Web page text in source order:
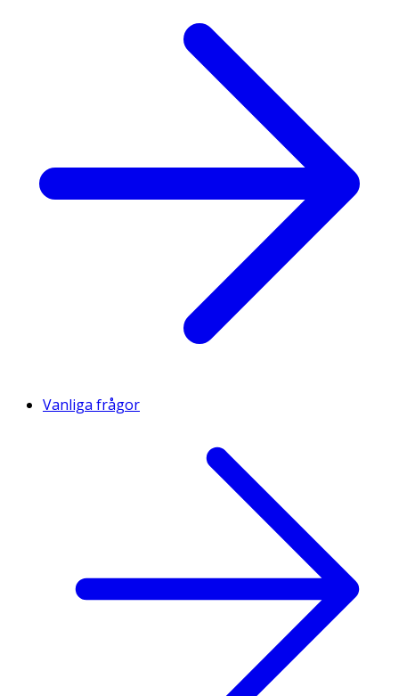
Vanliga frågor